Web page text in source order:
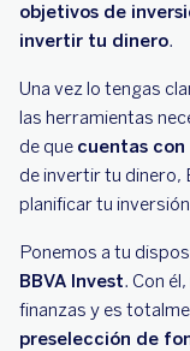
objetivos de
invertir tu dinero.
Una vez lo tengas
las herramientas
de que cuentas con
de invertir tu dinero,
planificar tu
Ponemos a tu
BBVA Invest. Con
finanzas y es
preselección de